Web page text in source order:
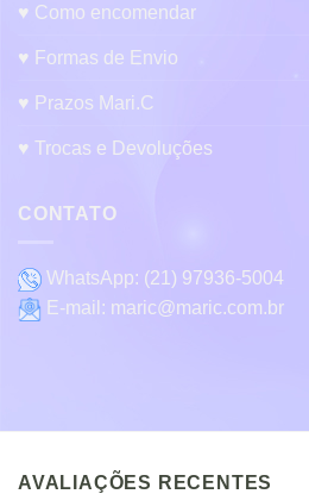
♥ Como encomendar
♥ Formas de Envio
♥ Prazos Mari.C
♥ Trocas e Devoluções
CONTATO
WhatsApp: (21) 97936-5004
E-mail: maric@maric.com.br
AVALIAÇÕES RECENTES